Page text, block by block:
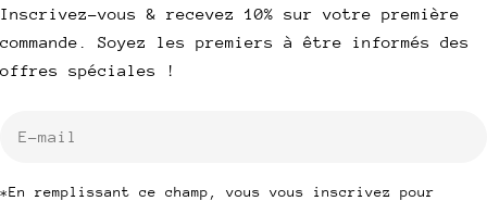
Inscrivez-vous & recevez 10% sur votre première
commande. Soyez les premiers à être informés des
offres spéciales !
*En remplissant ce champ, vous vous inscrivez pour